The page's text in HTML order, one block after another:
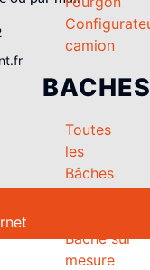
camion
BACHES
Toutes
les
Bâches
Bache sur
mesure